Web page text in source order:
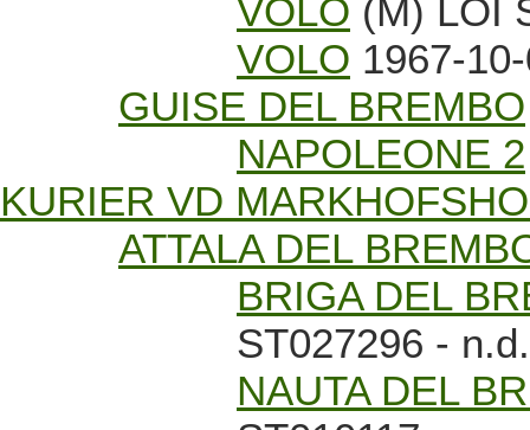
VOLO (M) LOI
VOLO 1967-
GUISE DEL BREMBO
NAPOLEONE 2
KURIER VD
ATTALA DEL
BRIGA DEL
ST027296 - n.d.
NAUTA DEL